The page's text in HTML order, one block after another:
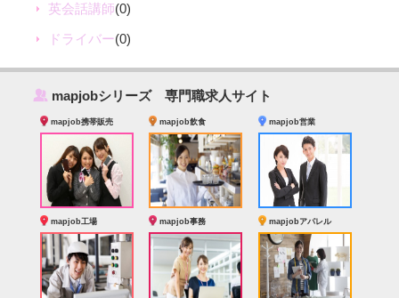
英会話講師(0)
ドライバー(0)
‰ mapjobシリーズ 専門職求人サイト
mapjob携帯販売 mapjob飲食 mapjob営業
mapjob工場 mapjob事務 mapjobアパレル